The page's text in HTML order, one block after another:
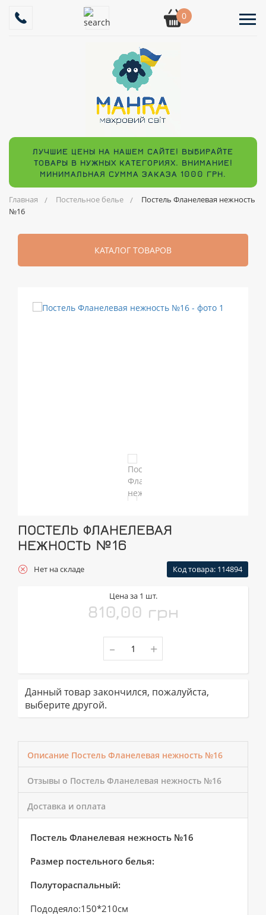
0
ЛУЧШИЕ ЦЕНЫ НА НАШЕМ САЙТЕ! ВЫБИРАЙТЕ
ТОВАРЫ В НУЖНЫХ КАТЕГОРИЯХ. ВНИМАНИЕ!
МИНИМАЛЬНАЯ СУММА ЗАКАЗА 1000 ГРН.
Главная Постельное белье
Постель Фланелевая нежность
№16
КАТАЛОГ ТОВАРОВ
ПОСТЕЛЬ ФЛАНЕЛЕВАЯ
НЕЖНОСТЬ №16
Нет на складе Код товара: 114894
Цена за 1 шт.
810,00 грн
- +
Данный товар закончился, пожалуйста,
выберите другой.
Описание Постель Фланелевая нежность №16
Отзывы о Постель Фланелевая нежность №16
Доставка и оплата
Постель Фланелевая нежность №16
Размер постельного белья:
Полутораспальный:
Пододеяло:150*210см